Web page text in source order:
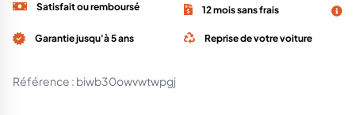
Satisfait ou remboursé 12 mois sans frais
Garantie jusqu'à 5 ans Reprise de votre voiture
Référence : biwb30owvwtwpgj